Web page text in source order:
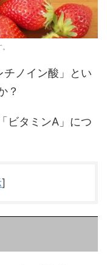
チノイン酸」とい
？
ビタミンA」につ
]